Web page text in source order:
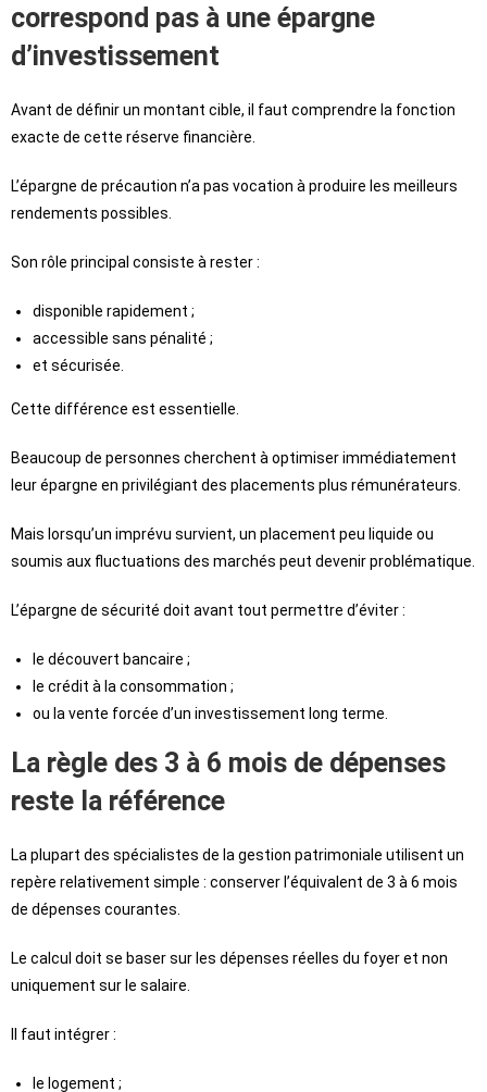
correspond pas à une épargne
d’investissement
Avant de définir un montant cible, il faut comprendre la fonction
exacte de cette réserve financière.
L’épargne de précaution n’a pas vocation à produire les meilleurs
rendements possibles.
Son rôle principal consiste à rester :
disponible rapidement ;
accessible sans pénalité ;
et sécurisée.
Cette différence est essentielle.
Beaucoup de personnes cherchent à optimiser immédiatement
leur épargne en privilégiant des placements plus rémunérateurs.
Mais lorsqu’un imprévu survient, un placement peu liquide ou
soumis aux fluctuations des marchés peut devenir problématique.
L’épargne de sécurité doit avant tout permettre d’éviter :
le découvert bancaire ;
le crédit à la consommation ;
ou la vente forcée d’un investissement long terme.
La règle des 3 à 6 mois de dépenses
reste la référence
La plupart des spécialistes de la gestion patrimoniale utilisent un
repère relativement simple : conserver l’équivalent de 3 à 6 mois
de dépenses courantes.
Le calcul doit se baser sur les dépenses réelles du foyer et non
uniquement sur le salaire.
Il faut intégrer :
le logement ;